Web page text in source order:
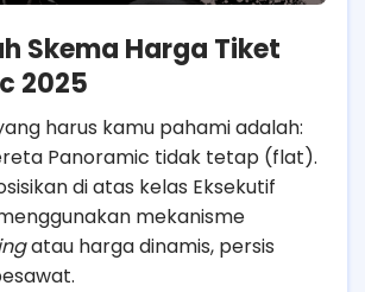
Skema Harga Tiket
2025
harus kamu pahami adalah:
Panoramic tidak tetap (flat).
di atas kelas Eksekutif
mekanisme
atau harga dinamis, persis